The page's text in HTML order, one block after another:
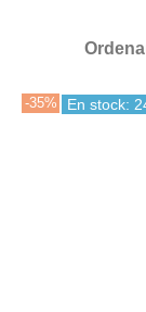
-35% En stock: